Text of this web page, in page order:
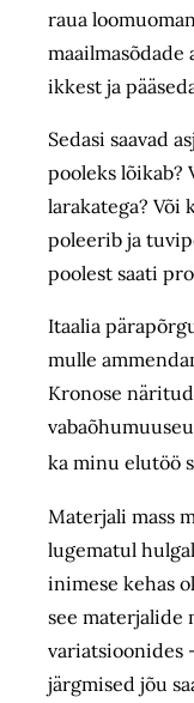
raua
ikkest ja
Sedasi saavad
pooleks lõikab?
larakatega? Või
poleerib ja
poolest saati
Itaalia
mulle
Kronose
ka minu elutöö
Materjali mass
lugematul
inimese kehas
see materjalide
variatsioonides
järgmised jõu